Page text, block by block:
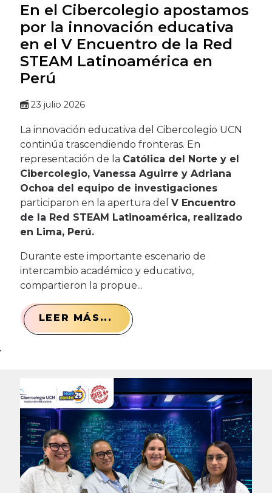
En el Cibercolegio apostamos
por la innovación educativa
en el V Encuentro de la Red
STEAM Latinoamérica en
Perú
23 julio 2026
La innovación educativa del Cibercolegio UCN
continúa trascendiendo fronteras. En
representación de la Católica del Norte y el
Cibercolegio, Vanessa Aguirre y Adriana
Ochoa del equipo de investigaciones
participaron en la apertura del V Encuentro
de la Red STEAM Latinoamérica, realizado
en Lima, Perú.
Durante este importante escenario de
intercambio académico y educativo,
compartieron la propue...
LEER MÁS...